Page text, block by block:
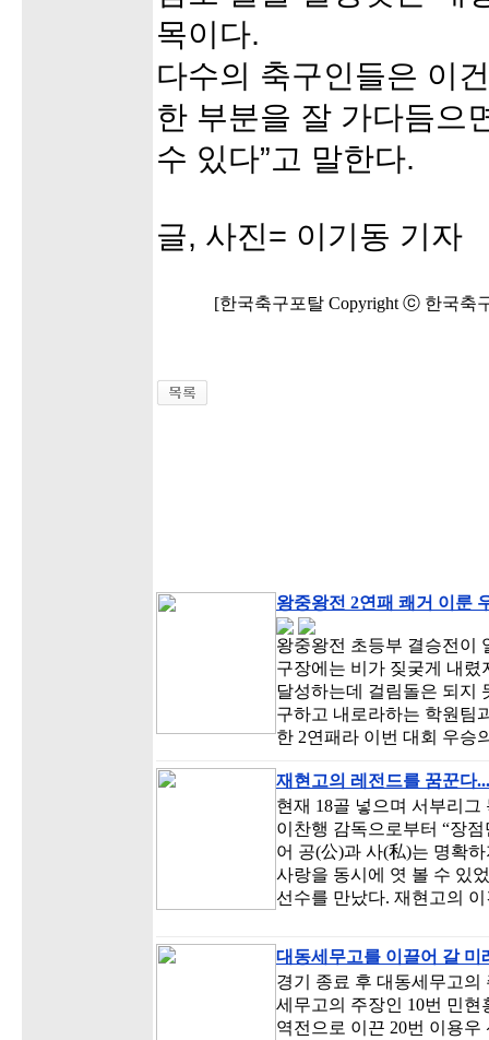
목이다.
다수의 축구인들은 이
한 부분을 잘 가다듬으
수 있다”고 말한다.
글, 사진= 이기동 기자
[한국축구포탈 Copyright ⓒ 한국축
왕중왕전 2연패 쾌거 이룬
왕중왕전 초등부 결승전이
구장에는 비가 짖궂게 내
달성하는데 걸림돌은 되지
구하고 내로라하는 학원팀
한 2연패라 이번 대회 우
재현고의 레전드를 꿈꾼다
현재 18골 넣으며 서부리
이찬행 감독으로부터 “장
어 공(公)과 사(私)는 명확
사랑을 동시에 엿 볼 수 있
선수를 만났다. 재현고의
대동세무고를 이끌어 갈
경기 종료 후 대동세무고의
세무고의 주장인 10번 민
역전으로 이끈 20번 이용